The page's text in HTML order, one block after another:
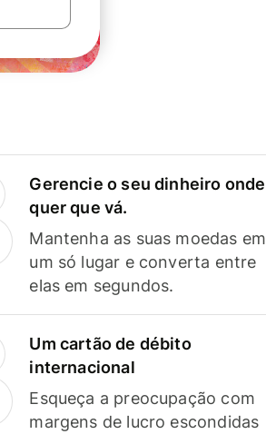
Gerencie o seu dinheiro onde
quer que vá.
Mantenha as suas moedas em
um só lugar e converta entre
elas em segundos.
Um cartão de débito
internacional
Esqueça a preocupação com
margens de lucro escondidas